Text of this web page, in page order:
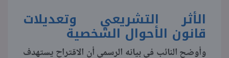
الأثر التشريعي وتعديلات
قانون الأحوال الشخصية
وأوضح النائب في بيانه الرسمي أن الاقتراح يستهدف